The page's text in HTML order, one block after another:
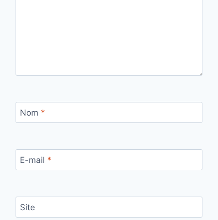
Nom *
E-mail *
Site